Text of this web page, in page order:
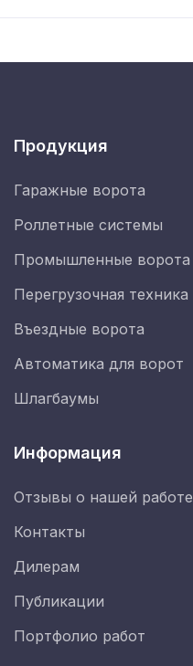
Продукция
Гаражные ворота
Роллетные системы
Промышленные ворота
Перегрузочная техника
Въездные ворота
Автоматика для ворот
Шлагбаумы
Информация
Отзывы о нашей работе
Контакты
Дилерам
Публикации
Портфолио работ